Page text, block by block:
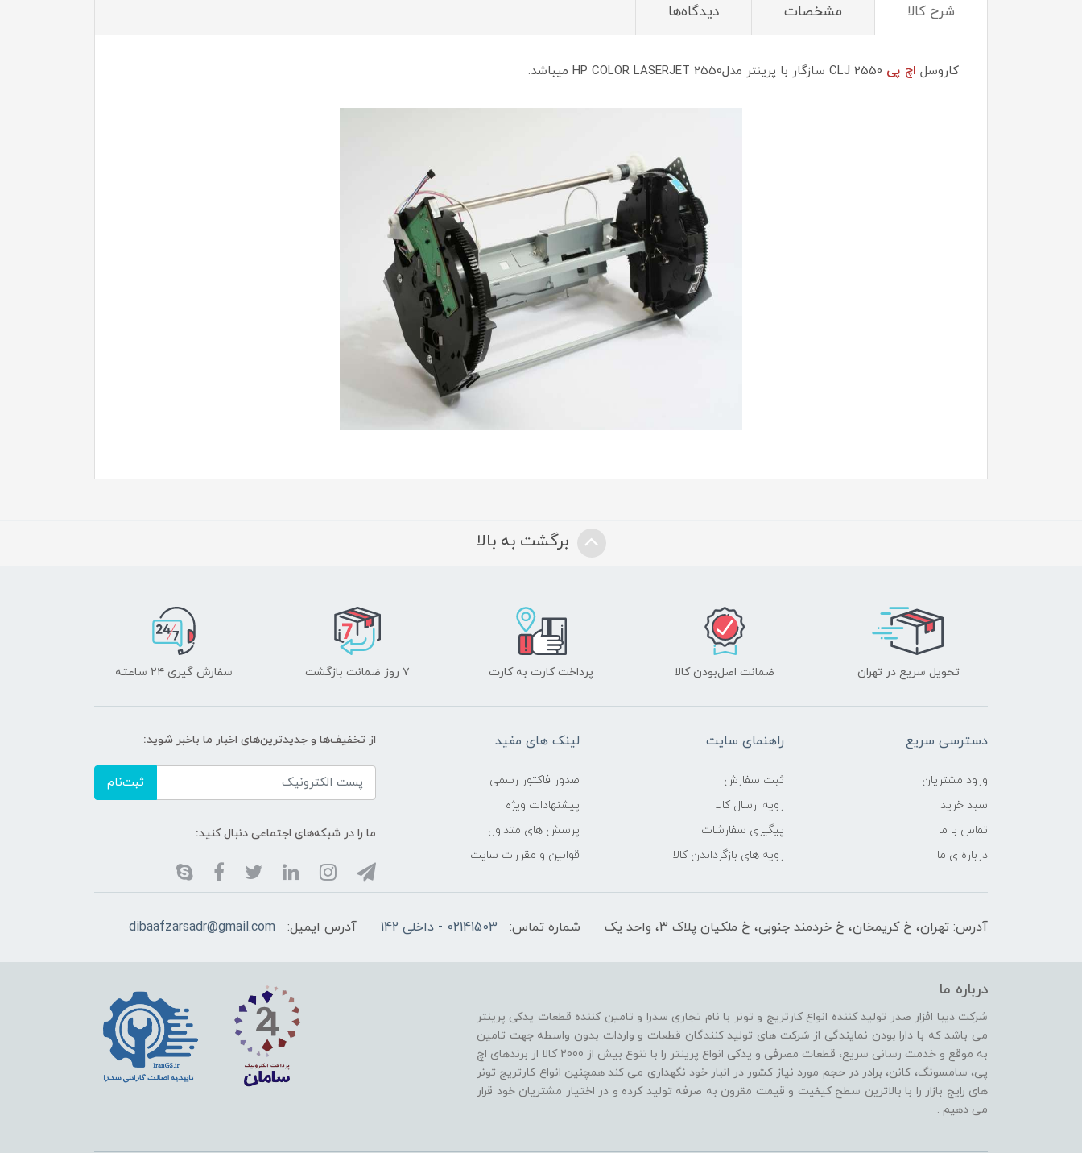
شرح کالا مشخصات دیدگاه‌ها
کاروسل اچ پی
برگشت به بالا
تحویل سریع در تهران ضمانت اصل‌بودن کالا پرداخت کارت به کارت ۷ روز ضمانت بازگشت سفارش گیری ۲۴ ساعته
دسترسی سریع
ورود مشتریان
سبد خرید
تماس با ما
درباره ی ما
راهنمای سایت
ثبت سفارش
رویه ارسال کالا
پیگیری سفارشات
رویه های بازگرداندن کالا
لینک های مفید
صدور فاکتور رسمی
پیشنهادات ویژه
پرسش های متداول
قوانین و مقررات سایت
از تخفیف‌ها و جدیدترین‌های اخبار ما باخبر شوید:
ثبت‌نام
ما را در شبکه‌های اجتماعی دنبال کنید:
آدرس: تهران، خ کریمخان، خ خردمند جنوبی، خ ملکیان پلاک 3، واحد یک شماره تماس: 02141503 - داخلی 142 آدرس ایمیل: dibaafzarsadr@gmail.com
درباره ما
شرکت دیبا افزار صدر تولید کننده انواع کارتریج و تونر با نام تجاری سدرا و تامین کننده قطعات یدکی پرینتر
می باشد که با دارا بودن نمایندگی از شرکت های تولید کنندگان قطعات و واردات بدون واسطه جهت تامین
به موقع و خدمت رسانی سریع، قطعات مصرفی و یدکی انواع پرینتر را با تنوع بیش از 2000 کالا از برندهای اچ
پی، سامسونگ، کانن، برادر در حجم مورد نیاز کشور در انبار خود نگهداری می کند همچنین انواع کارتریج تونر
های رایج بازار را با بالاترین سطح کیفیت و قیمت مقرون به صرفه تولید کرده و در اختیار مشتریان خود قرار
می دهیم .